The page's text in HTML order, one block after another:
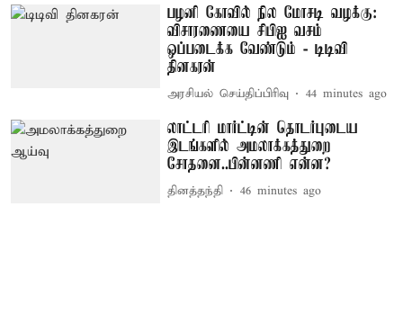
பழனி கோவில் நில மோசடி வழக்கு:
விசாரணையை சிபிஐ வசம்
ஒப்படைக்க வேண்டும் - டிடிவி
தினகரன்
அரசியல் செய்திப்பிரிவு 44 minutes ago
லாட்டரி மார்ட்டின் தொடர்புடைய
இடங்களில் அமலாக்கத்துறை
சோதனை..பின்னணி என்ன?
தினத்தந்தி 46 minutes ago